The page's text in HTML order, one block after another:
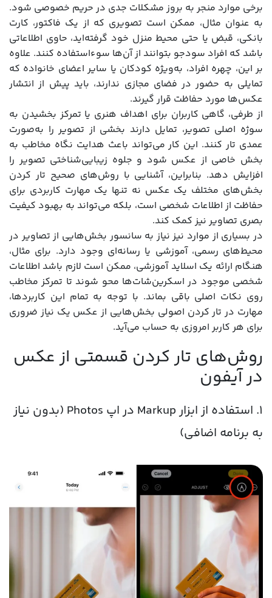
برخی موارد منجر به بروز مشکلات جدی در حریم خصوصی شود.
به عنوان مثال، ممکن است تصویری که از یک فاکتور، کارت
بانکی، قبض یا حتی محیط منزل خود گرفته‌اید، حاوی اطلاعاتی
باشد که افراد سودجو بتوانند از آن‌ها سوءاستفاده کنند. علاوه
بر این، چهره افراد، به‌ویژه کودکان یا سایر اعضای خانواده که
تمایلی به حضور در فضای مجازی ندارند، باید پیش از انتشار
عکس‌ها مورد حفاظت قرار گیرند.
از طرفی، گاهی کاربران برای اهداف هنری یا تمرکز بخشیدن به
سوژه اصلی تصویر، تمایل دارند بخشی از تصویر را به‌صورت
عمدی تار کنند. این کار می‌تواند باعث هدایت نگاه مخاطب به
بخش خاصی از عکس شود و جلوه زیبایی‌شناختی تصویر را
افزایش دهد. بنابراین، آشنایی با روش‌های صحیح تار کردن
بخش‌های مختلف یک عکس نه تنها یک مهارت کاربردی برای
حفاظت از اطلاعات شخصی است، بلکه می‌تواند به بهبود کیفیت
بصری تصاویر نیز کمک کند.
در بسیاری از موارد نیز نیاز به سانسور بخش‌هایی از تصاویر در
محیط‌های رسمی، آموزشی یا رسانه‌ای وجود دارد. برای مثال،
هنگام ارائه یک اسلاید آموزشی، ممکن است لازم باشد اطلاعات
شخصی موجود در اسکرین‌شات‌ها محو شوند تا تمرکز مخاطب
روی نکات اصلی باقی بماند. با توجه به تمام این کاربردها،
مهارت در تار کردن اصولی بخش‌هایی از عکس یک نیاز ضروری
برای هر کاربر امروزی به حساب می‌آید.
روش‌های تار کردن قسمتی از عکس
در آیفون
۱. استفاده از ابزار Markup در اپ Photos (بدون نیاز
به برنامه اضافی)